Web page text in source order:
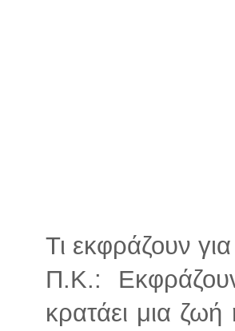
Τι εκφράζουν
Π.Κ.:
κρατάει μια